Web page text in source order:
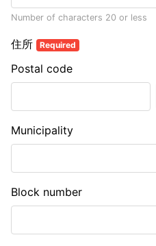
Number of characters 20 or less
住所 Required
Postal code
Municipality
Block number